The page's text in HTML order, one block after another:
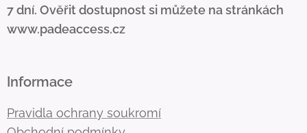
7 dní. Ověřit dostupnost si můžete na stránkách
www.padeaccess.cz
Informace
Pravidla ochrany soukromí